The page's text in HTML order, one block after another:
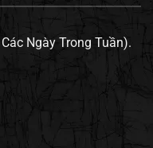
Ngày Trong Tuần).